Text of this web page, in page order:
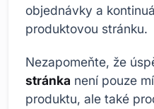
objednávky a
produktovou stránku.
Nezapomeňte, že
stránka není pouze
produktu, ale také